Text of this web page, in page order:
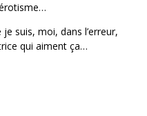
suis, moi, dans l’erreur,
qui aiment ça…